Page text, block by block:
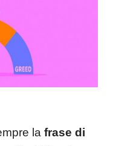
la frase di